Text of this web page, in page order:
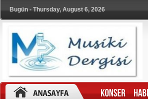
Bugün - Thursday, August 6, 2026